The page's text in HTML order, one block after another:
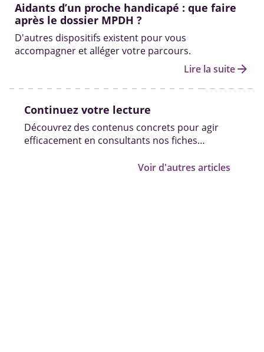
Aidants d’un proche handicapé : que faire
après le dossier MPDH ?
D'autres dispositifs existent pour vous
accompagner et alléger votre parcours.
Lire la suitearrow_forward
Continuez votre lecture
Découvrez des contenus concrets pour agir
efficacement en consultants nos fiches
Voir d'autres articles